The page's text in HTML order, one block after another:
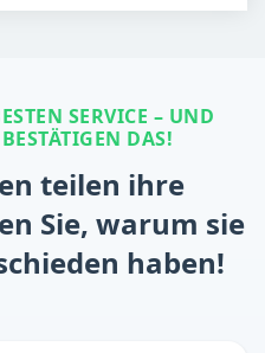
SERVICE – UND
DAS!
teilen ihre
Sie, warum sie
haben!